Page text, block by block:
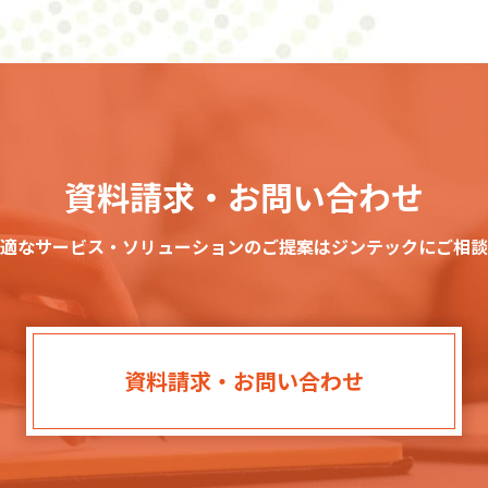
資料請求・お問い合わせ
なサービス・ソリューションのご提案はジンテックにご相
資料請求・お問い合わせ